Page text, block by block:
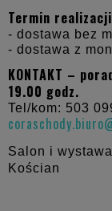
Termin
- dostawa bez
- dostawa z
KONTAKT –
19.00 godz.
Tel/kom: 503
Salon i
Kościan